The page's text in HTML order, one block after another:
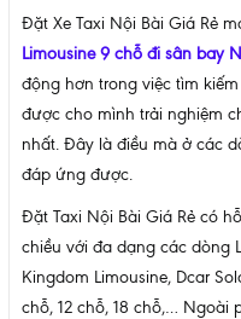
Đặt Xe Taxi Nội Bài Giá Rẻ
Limousine 9 chỗ đi sân bay
động hơn trong việc tìm
được cho mình trải nghiệm
nhất. Đây là điều mà ở các
đáp ứng được.
Đặt Taxi Nội Bài Giá Rẻ có
chiều với đa dạng các dòng
Kingdom Limousine, Dcar
chỗ, 12 chỗ, 18 chỗ,… Ngoài